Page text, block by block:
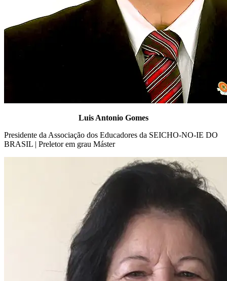
Luis Antonio Gomes
Presidente da Associação dos Educadores da SEICHO-NO-IE DO
BRASIL | Preletor em grau Máster